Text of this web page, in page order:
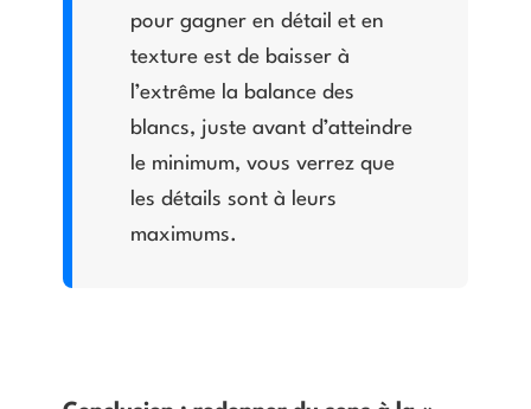
pour gagner en détail et en
texture est de baisser à
l’extrême la balance des
blancs, juste avant d’atteindre
le minimum, vous verrez que
les détails sont à leurs
maximums.